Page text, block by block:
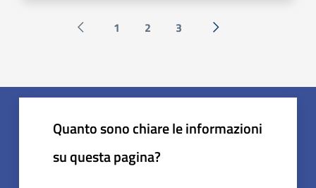
Pagina precedente
1 2 3 Successiva »
Quanto sono chiare le informazioni
su questa pagina?